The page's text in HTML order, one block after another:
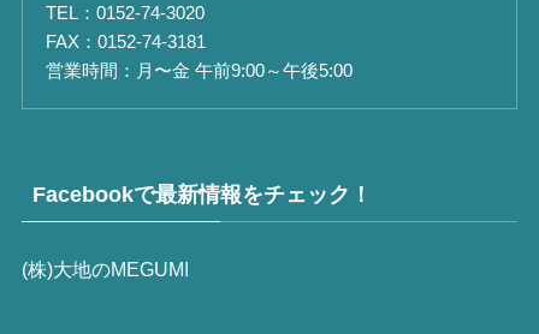
TEL：0152-74-3020
FAX：0152-74-3181
営業時間：月〜金 午前9:00～午後5:00
Facebookで最新情報をチェック！
(株)大地のMEGUMI